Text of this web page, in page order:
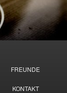
FREUNDE
KONTAKT